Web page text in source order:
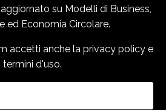
su Modelli di Business,
ed Economia Circolare.
accetti anche la privacy policy e
termini d'uso.